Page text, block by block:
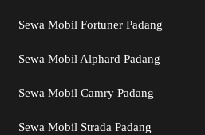
Sewa Mobil Fortuner Padang
Sewa Mobil Alphard Padang
Sewa Mobil Camry Padang
Sewa Mobil Strada Padang